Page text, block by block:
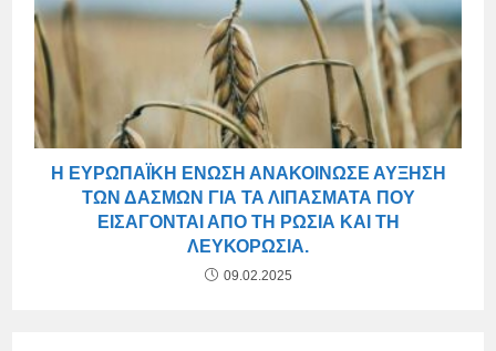
Η ΕΥΡΩΠΑΪΚΉ ΈΝΩΣΗ ΑΝΑΚΟΊΝΩΣΕ ΑΎΞΗΣΗ
ΤΩΝ ΔΑΣΜΏΝ ΓΙΑ ΤΑ ΛΙΠΆΣΜΑΤΑ ΠΟΥ
ΕΙΣΆΓΟΝΤΑΙ ΑΠΌ ΤΗ ΡΩΣΊΑ ΚΑΙ ΤΗ
ΛΕΥΚΟΡΩΣΊΑ.
09.02.2025